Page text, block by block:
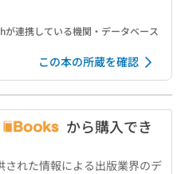
連携している機関・データベース
この本の所蔵を確認
から購入でき
された情報による出版業界のデ